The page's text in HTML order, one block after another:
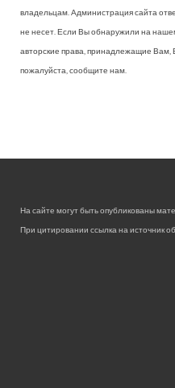
владельцам. Администрация сайта
не несет. Если Вы обнаружили на
авторские права, принадлежащие Вам,
пожалуйста, сообщите нам.
На сайте могут быть опубликованы
При цитировании ссылка на источник